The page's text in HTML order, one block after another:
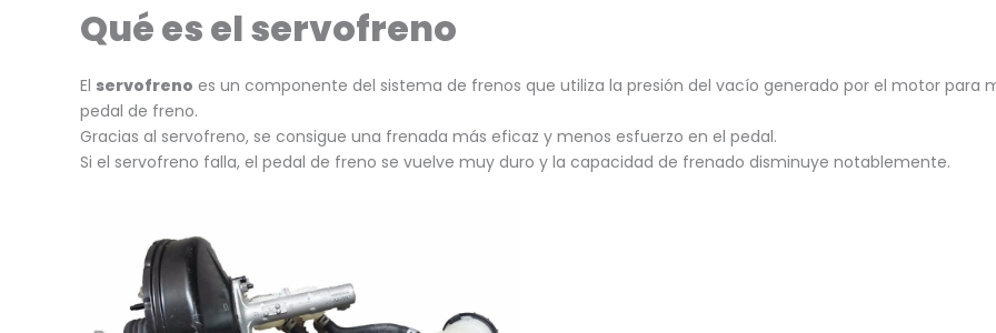
Qué es el servofreno
El servofreno es un componente del sistema de frenos que utiliza la presión del vacío generado por el motor para
pedal de freno.
Gracias al servofreno, se consigue una frenada más eficaz y menos esfuerzo en el pedal.
Si el servofreno falla, el pedal de freno se vuelve muy duro y la capacidad de frenado disminuye notablemente.